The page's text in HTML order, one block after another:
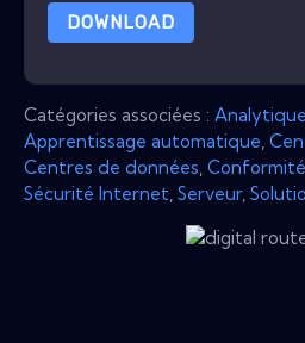
DOWNLOAD
Catégories associées : Analytique
Apprentissage automatique
Centres de données Conformité
Sécurité Internet Serveur,